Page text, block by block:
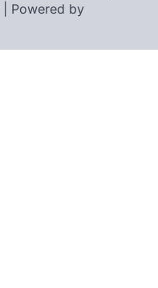
| Powered by